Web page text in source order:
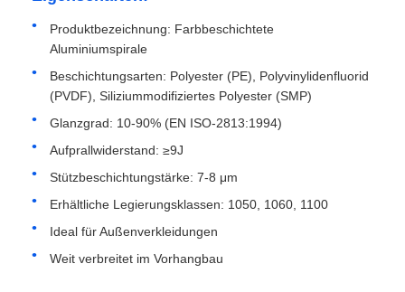
Nachrichten
Fälle
Angebot anfordern
Aluminiumfolienrolle
Produktbezeichnung: Farbbeschichtete
Aluminiumspirale
Beschichtungsarten: Polyester (PE), Polyvinylidenfluorid
(PVDF), Siliziummodifiziertes Polyester (SMP)
Glanzgrad: 10-90% (EN ISO-2813:1994)
Aufprallwiderstand: ≥9J
Stützbeschichtungstärke: 7-8 μm
Erhältliche Legierungsklassen: 1050, 1060, 1100
Ideal für Außenverkleidungen
Weit verbreitet im Vorhangbau